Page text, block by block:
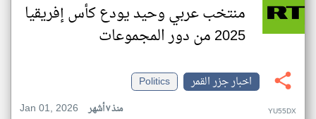
منتخب عربي وحيد يودع كأس إفريقيا
2025 من دور المجموعات
اخبار جزر القمر
Politics
Jan 01, 2026
منذ ٧ أشهر YU55DX